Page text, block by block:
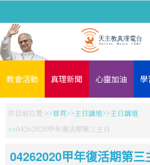
教會活動 真理新聞 心靈加油 學
你目前位置: 首頁 主日講道
主日講道
04262020甲年復活期第三主日
04262020甲年復活期第三